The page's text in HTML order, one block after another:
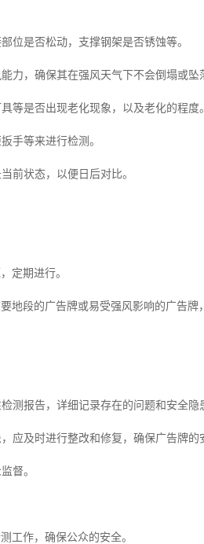
位是否松动，支撑钢架是否锈蚀等。
力，确保其在强风天气下不会倒塌或坠
等是否出现老化现象，以及老化的程度
手等来进行检测。
前状态，以便日后对比。
定期进行。
地段的广告牌或易受强风影响的广告牌
测报告，详细记录存在的问题和安全隐
应及时进行整改和修复，确保广告牌的
督。
工作，确保公众的安全。